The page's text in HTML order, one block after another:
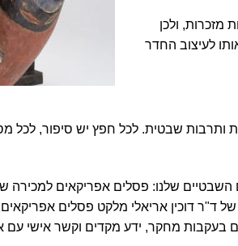
מזכרות, ולכן
לעיצוב החדר
ותרבות שבטית. לכל חפץ יש סיפור, לכל
השבטיים שלנו: פסלים אפריקאים
ד"ר דוכין אריאלי מלקט פסלים
בעקבות מחקר, ידע מקדים וקשר אישי